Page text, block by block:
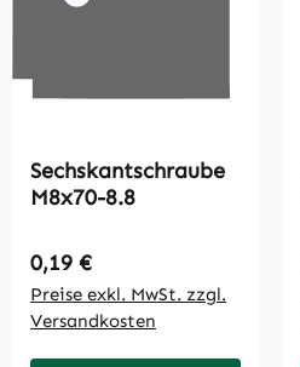
Sechskantschraube
M8x70-8.8
Regulärer Preis:
0,19 €
Preise exkl. MwSt. zzgl.
Versandkosten